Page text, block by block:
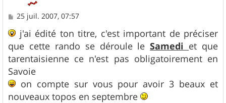
M
s
a
g
e
25 juil. 2007, 07:57
j'ai édité ton titre, c'est important de préciser
que cette rando se déroule leSamedi et que
tarentaisienne ce n'est pas obligatoirement en
Savoie
on compte sur vous pour avoir 3 beaux et
nouveaux topos en septembre